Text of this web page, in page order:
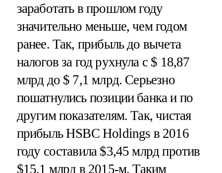
заработать в прошлом году
значительно меньше, чем годом
ранее. Так, прибыль до вычета
налогов за год рухнула с $ 18,87
млрд до $ 7,1 млрд. Серьезно
пошатнулись позиции банка и по
другим показателям. Так, чистая
прибыль HSBC Holdings в 2016
году составила $3,45 млрд против
$15,1 млрд в 2015-м. Таким